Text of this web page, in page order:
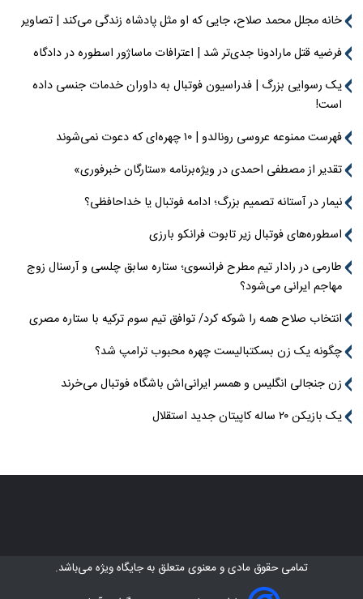
خانه مجلل محمد صلاح، جایی که او مثل پادشاه زندگی می‌کند | تصاویر
فرضیه قتل مارادونا جدی‌تر شد | اعترافات ماساژور اسطوره در دادگاه
یک رسوایی بزرگ | فدراسیون فوتبال به داوران خدمات جنسی داده
است!
فهرست ممنوعه عروسی رونالدو | ۱۰ چهره‌ای که دعوت نمی‌شوند
تقدیر از مصطفی احمدی در ویژه‌برنامه «ستارگان خبرفوری»
نیمار در آستانه تصمیم بزرگ؛ ادامه فوتبال یا خداحافظی؟
اسطوره‌های فوتبال زیر تابوت فرانکو بارزی
طارمی در رادار تیم مطرح فرانسوی؛ ستاره سابق چلسی و آرسنال زوج
مهاجم ایرانی می‌شود؟
انتخاب صلاح همه را شوکه کرد/ توافق تیم سوم ترکیه با ستاره مصری
چگونه یک زن بسکتبالیست چهره محبوب ترامپ شد؟
زن جنجالی انگلیس و همسر ایرانی‌اش باشگاه فوتبال می‌خرند
یک بازیکن ۲۰ ساله کاپیتان جدید استقلال
تمامی حقوق مادی و معنوی متعلق بهجایگاه ویژهمی‌باشد.